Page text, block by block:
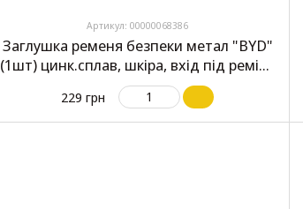
Артикул: 00000068386
Заглушка ременя безпеки метал "BYD"
(1шт) цинк.сплав, шкіра, вхід під ремінь
(№5)
229 грн